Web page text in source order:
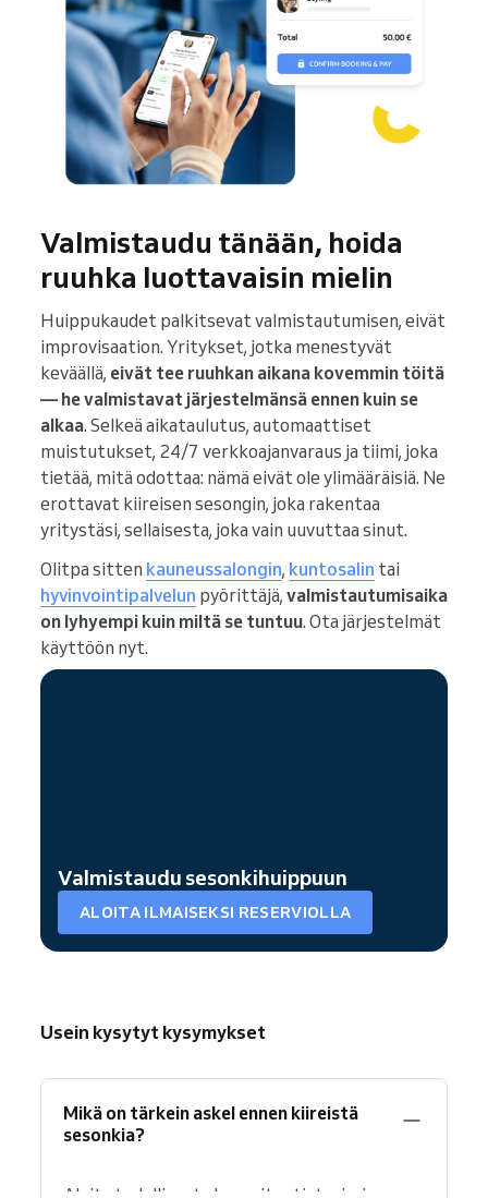
Valmistaudu tänään, hoida
ruuhka luottavaisin mielin
Huippukaudet palkitsevat valmistautumisen, eivät
improvisaation. Yritykset, jotka menestyvät
keväällä, eivät tee ruuhkan aikana kovemmin töitä
— he valmistavat järjestelmänsä ennen kuin se
alkaa. Selkeä aikataulutus, automaattiset
muistutukset, 24/7 verkkoajanvaraus ja tiimi, joka
tietää, mitä odottaa: nämä eivät ole ylimääräisiä. Ne
erottavat kiireisen sesongin, joka rakentaa
yritystäsi, sellaisesta, joka vain uuvuttaa sinut.
Olitpa sitten kauneussalongin, kuntosalin tai
hyvinvointipalvelun pyörittäjä, valmistautumisaika
on lyhyempi kuin miltä se tuntuu. Ota järjestelmät
käyttöön nyt.
Valmistaudu sesonkihuippuun
ALOITA ILMAISEKSI RESERVIOLLA
Usein kysytyt kysymykset
Mikä on tärkein askel ennen kiireistä
sesonkia?